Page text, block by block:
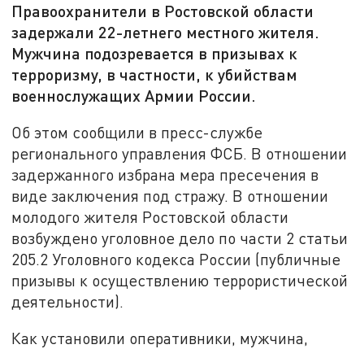
Правоохранители в Ростовской области
задержали 22-летнего местного жителя.
Мужчина подозревается в призывах к
терроризму, в частности, к убийствам
военнослужащих Армии России.
Об этом сообщили в пресс-службе
регионального управления ФСБ. В отношении
задержанного избрана мера пресечения в
виде заключения под стражу. В отношении
молодого жителя Ростовской области
возбуждено уголовное дело по части 2 статьи
205.2 Уголовного кодекса России (публичные
призывы к осуществлению террористической
деятельности).
Как установили оперативники, мужчина,